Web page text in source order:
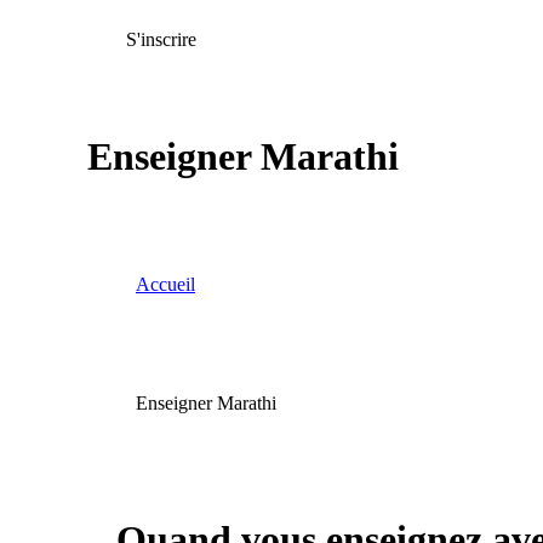
S'inscrire
Enseigner Marathi
Accueil
Enseigner Marathi